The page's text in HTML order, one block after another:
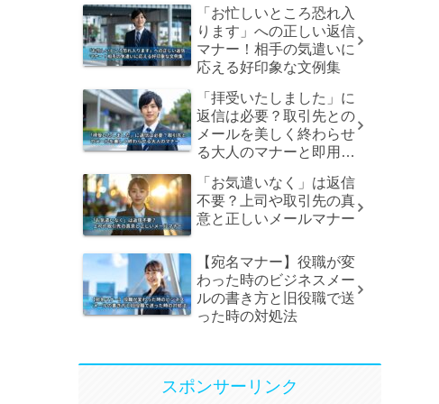
「お忙しいところ恐れ入
ります」への正しい返信
マナー！相手の気遣いに
応える好印象な文例集
「拝受いたしました」に
返信は必要？取引先との
メールを美しく終わらせ
る大人のマナーと即用文
「お気遣いなく」は返信
不要？上司や取引先の真
意と正しいメールマナー
【宛名マナー】役職が変
わった時のビジネスメー
ルの書き方と旧役職で送
った時の対処法
スポンサーリンク